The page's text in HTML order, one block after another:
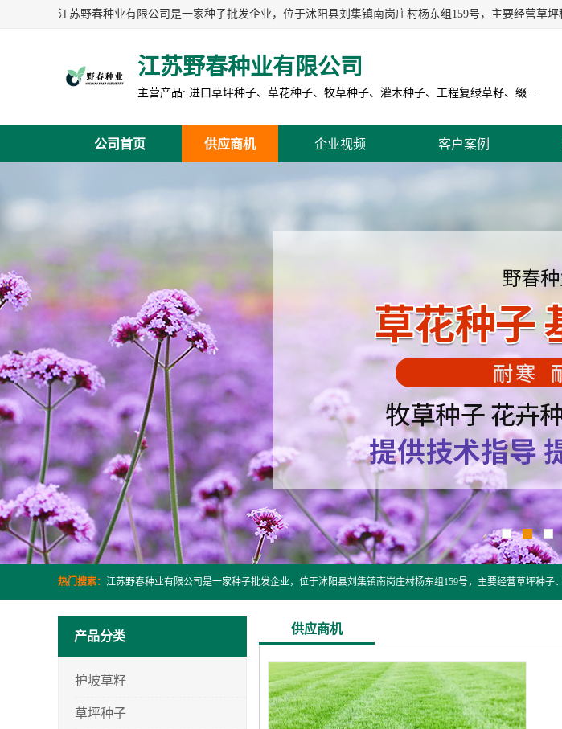
江苏野春种业有限公司
主营产品: 进口草坪种子、草花种子、牧草种子、灌木种子、工程复绿草籽、缀花组合种子
公司首页 供应商机 企业视频 客户案例
热门搜索：
产品分类
护坡草籽
草坪种子
供应商机